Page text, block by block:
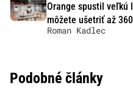
Orange spustil veľkú
môžete ušetriť až
Roman Kadlec
Podobné články